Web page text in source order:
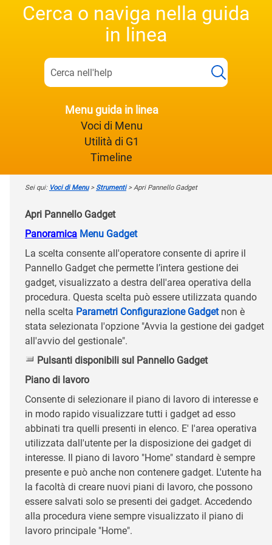
Cerca o naviga nella guida
in linea
Menu guida in linea
Voci di Menu
Utilità di G1
Timeline
Sei qui: Voci di Menu> Strumenti>Apri Pannello Gadget
Apri Pannello Gadget
Panoramica Menu Gadget
La scelta consente all'operatore consente di aprire il
Pannello Gadget che permette l’intera gestione dei
gadget, visualizzato a destra dell'area operativa della
procedura. Questa scelta può essere utilizzata quando
nella scelta Parametri Configurazione Gadgetnon è
stata selezionata l'opzione "Avvia la gestione dei gadget
all'avvio del gestionale".
Pulsanti disponibili sul Pannello Gadget
Piano di lavoro
Consente di selezionare il piano di lavoro di interesse e
in modo rapido visualizzare tutti i gadget ad esso
abbinati tra quelli presenti in elenco. E' l'area operativa
utilizzata dall'utente per la disposizione dei gadget di
interesse. Il piano di lavoro "Home" standard è sempre
presente e può anche non contenere gadget. L'utente ha
la facoltà di creare nuovi piani di lavoro, che possono
essere salvati solo se presenti dei gadget. Accedendo
alla procedura viene sempre visualizzato il piano di
lavoro principale "Home".